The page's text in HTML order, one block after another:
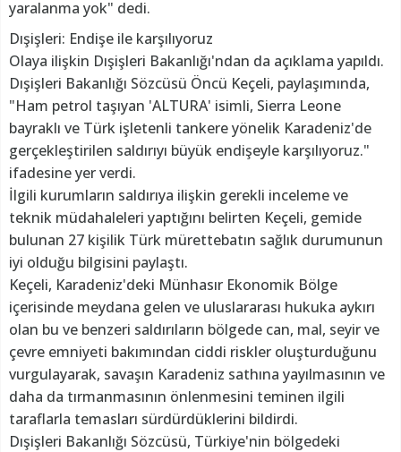
yaralanma yok" dedi.
Dışişleri: Endişe ile karşılıyoruz
Olaya ilişkin Dışişleri Bakanlığı'ndan da açıklama yapıldı.
Dışişleri Bakanlığı Sözcüsü Öncü Keçeli, paylaşımında,
"Ham petrol taşıyan 'ALTURA' isimli, Sierra Leone
bayraklı ve Türk işletenli tankere yönelik Karadeniz'de
gerçekleştirilen saldırıyı büyük endişeyle karşılıyoruz."
ifadesine yer verdi.
İlgili kurumların saldırıya ilişkin gerekli inceleme ve
teknik müdahaleleri yaptığını belirten Keçeli, gemide
bulunan 27 kişilik Türk mürettebatın sağlık durumunun
iyi olduğu bilgisini paylaştı.
Keçeli, Karadeniz'deki Münhasır Ekonomik Bölge
içerisinde meydana gelen ve uluslararası hukuka aykırı
olan bu ve benzeri saldırıların bölgede can, mal, seyir ve
çevre emniyeti bakımından ciddi riskler oluşturduğunu
vurgulayarak, savaşın Karadeniz sathına yayılmasının ve
daha da tırmanmasının önlenmesini teminen ilgili
taraflarla temasları sürdürdüklerini bildirdi.
Dışişleri Bakanlığı Sözcüsü, Türkiye'nin bölgedeki